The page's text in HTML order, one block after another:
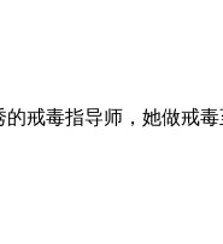
戒毒指导师，她做戒